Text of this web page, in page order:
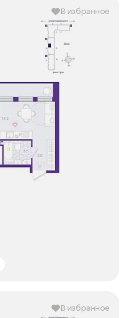
В избранное
В избранное